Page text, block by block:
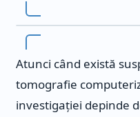
Atunci când există
tomografie
investigației depinde